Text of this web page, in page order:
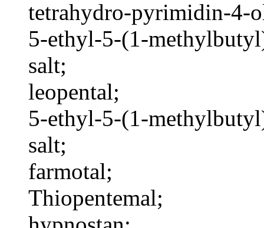
tetrahydro-pyrimidin-4-
5-ethyl-5-(1-
salt;
leopental;
5-ethyl-5-(1-
salt;
farmotal;
Thiopentemal;